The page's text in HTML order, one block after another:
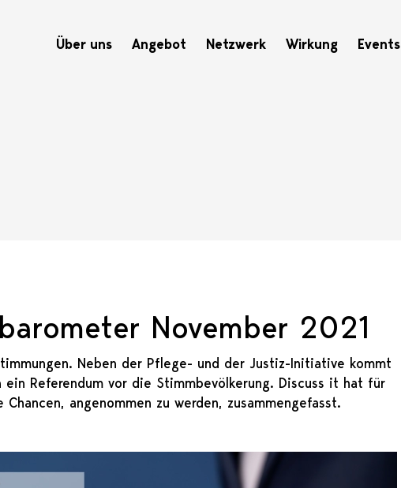
Hauptnavigation
Über uns Angebot Netzwerk Wirkung Events
November 2021
Neben der Pflege- und der Justiz-Initiative kommt
Referendum vor die Stimmbevölkerung. Discuss it hat für
angenommen zu werden, zusammengefasst.